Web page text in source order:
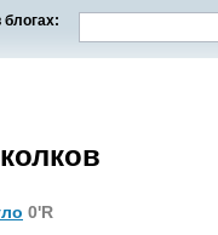
0'R